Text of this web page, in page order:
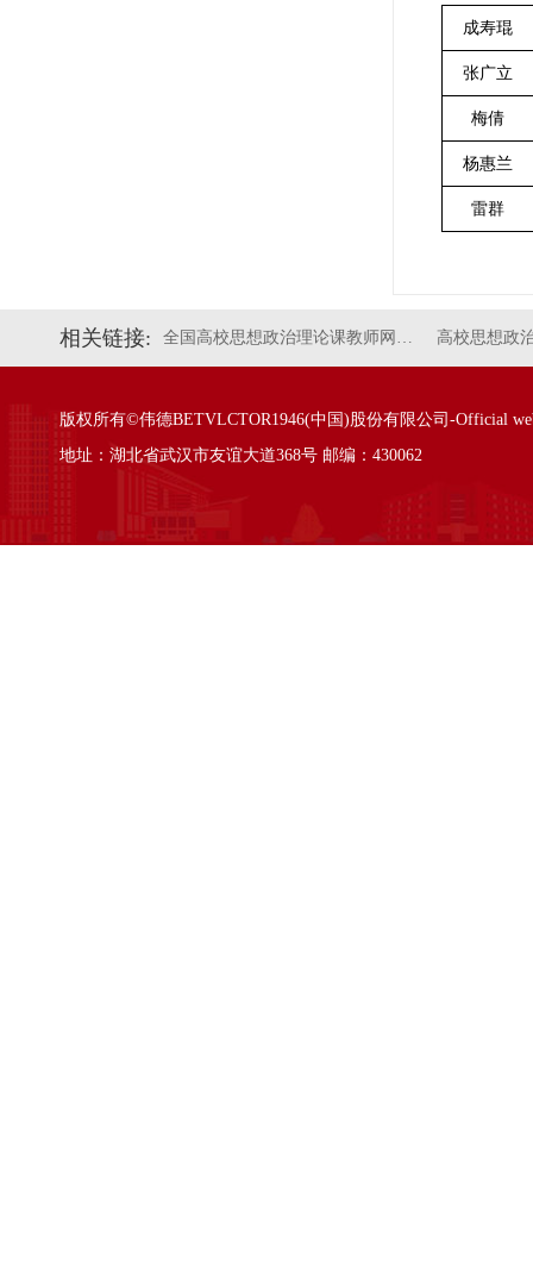
成寿琨
张广立
梅倩
杨惠兰
雷群
相关链接: 全国高校思想政治理论课教师网… 高校思想政
版权所有©伟德BETVLCTOR1946(中国)股份有限公司-Official
地址：湖北省武汉市友谊大道368号 邮编：430062